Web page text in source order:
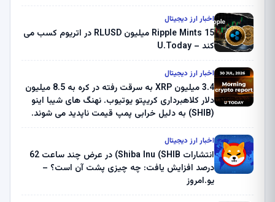
اخبار ارز دیجیتال
Ripple Mints 15 میلیون RLUSD در اتریوم کسب می
کند – U.Today
اخبار ارز دیجیتال
3.4 میلیون XRP به سرقت رفته در کره به 8.5 میلیون
دلار کلاهبرداری کریپتو یوتیوب. نهنگ های شیبا اینو
(SHIB) به دلیل خرابی پمپ قیمت ناپدید می شوند.
ثبت کرد – گزارش کریپتو صبح – U.Today
اخبار ارز دیجیتال
انتشارات Shiba Inu (SHIB) در عرض چند ساعت 62
درصد افزایش یافت: چه چیزی پشت آن است؟ –
یو.امروز